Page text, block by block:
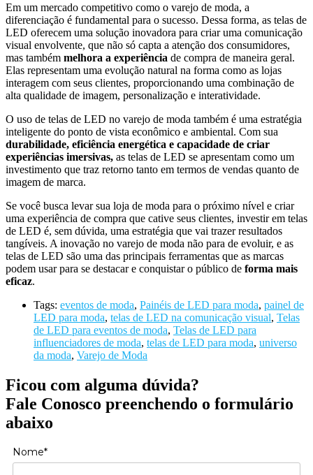
Em um mercado competitivo como o varejo de moda, a
diferenciação é fundamental para o sucesso. Dessa forma, as telas de
LED oferecem uma solução inovadora para criar uma comunicação
visual envolvente, que não só capta a atenção dos consumidores,
mas também melhora a experiência de compra de maneira geral.
Elas representam uma evolução natural na forma como as lojas
interagem com seus clientes, proporcionando uma combinação de
alta qualidade de imagem, personalização e interatividade.
O uso de telas de LED no varejo de moda também é uma estratégia
inteligente do ponto de vista econômico e ambiental. Com sua
durabilidade, eficiência energética e capacidade de criar
experiências imersivas, as telas de LED se apresentam como um
investimento que traz retorno tanto em termos de vendas quanto de
imagem de marca.
Se você busca levar sua loja de moda para o próximo nível e criar
uma experiência de compra que cative seus clientes, investir em telas
de LED é, sem dúvida, uma estratégia que vai trazer resultados
tangíveis. A inovação no varejo de moda não para de evoluir, e as
telas de LED são uma das principais ferramentas que as marcas
podem usar para se destacar e conquistar o público de forma mais
eficaz.
Tags: eventos de moda, Painéis de LED para moda, painel de
LED para moda, telas de LED na comunicação visual, Telas
de LED para eventos de moda, Telas de LED para
influenciadores de moda, telas de LED para moda, universo
da moda, Varejo de Moda
Ficou com alguma dúvida?
Fale Conosco preenchendo o formulário
abaixo
Nome*